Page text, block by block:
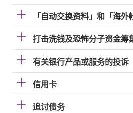
「自动交换资料」和「海外
打击洗钱及恐怖分子资金筹
有关银行产品或服务的投诉
信用卡
追讨债务